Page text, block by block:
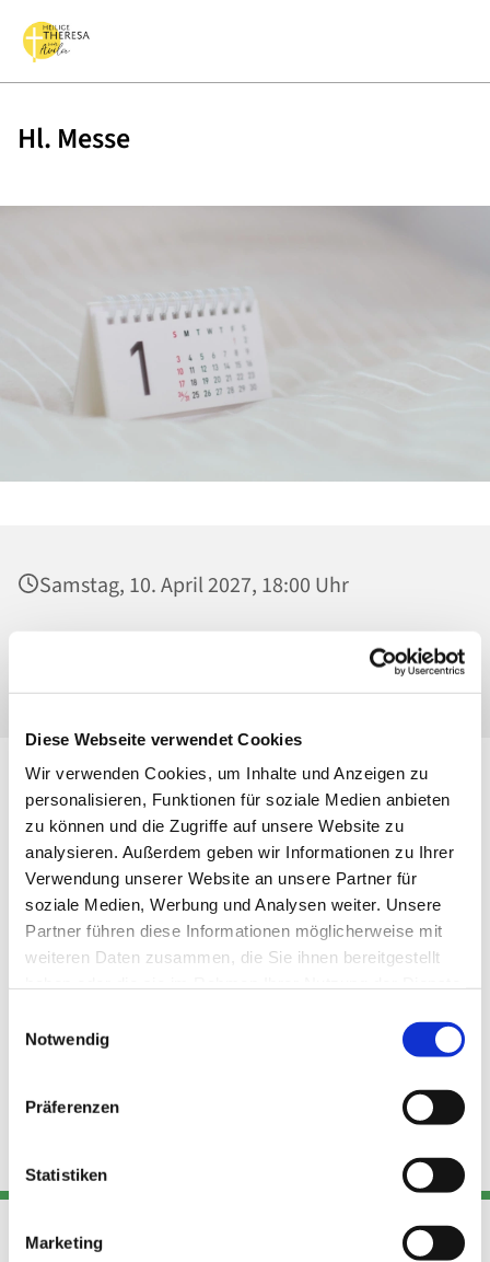
Diese Webseite verwendet Cookies
Wir verwenden Cookies, um Inhalte und Anzeigen zu
personalisieren, Funktionen für soziale Medien anbieten
zu können und die Zugriffe auf unsere Website zu
analysieren. Außerdem geben wir Informationen zu Ihrer
Verwendung unserer Website an unsere Partner für
soziale Medien, Werbung und Analysen weiter. Unsere
Partner führen diese Informationen möglicherweise mit
weiteren Daten zusammen, die Sie ihnen bereitgestellt
Notwendig
Präferenzen
Statistiken
Marketing
Hl. Messe
Samstag, 10. April 2027, 18:00 Uhr
Ahrensfelder Chaussee 79-81, 13057 Berlin